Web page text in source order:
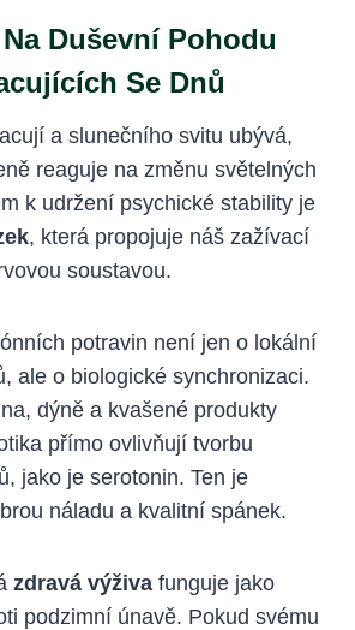
Duševní Pohodu
Se Dnů
a slunečního svitu ubývá,
reaguje na změnu světelných
k udržení psychické stability je
, která propojuje náš zažívací
soustavou.
potravin není jen o lokální
ale o biologické synchronizaci.
dýně a kvašené produkty
přímo ovlivňují tvorbu
jako je serotonin. Ten je
náladu a kvalitní spánek.
zdravá výživa funguje jako
podzimní únavě. Pokud svému